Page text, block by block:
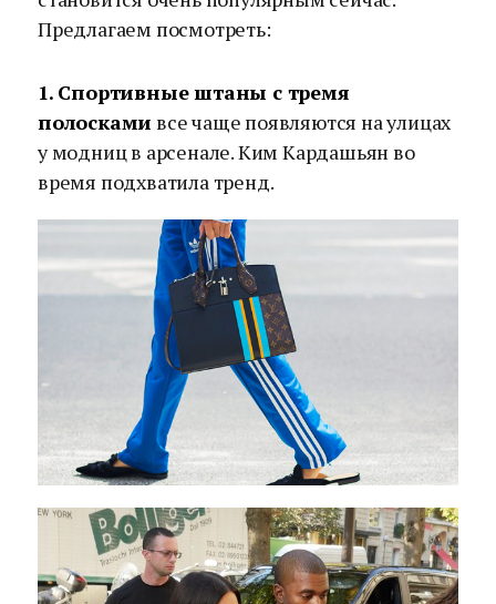
Предлагаем посмотреть:
1. Спортивные штаны с тремя
полосками все чаще появляются на улицах
у модниц в арсенале. Ким Кардашьян во
время подхватила тренд.